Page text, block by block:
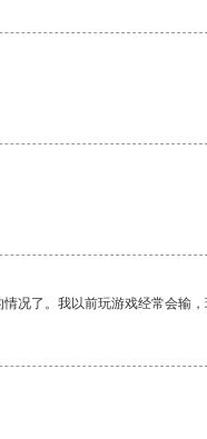
况了。我以前玩游戏经常会输